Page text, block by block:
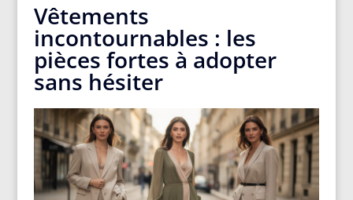
Vêtements
incontournables : les
pièces fortes à adopter
sans hésiter